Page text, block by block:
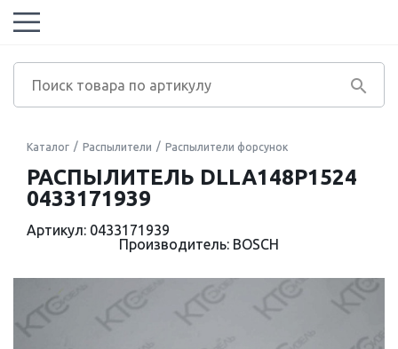
Каталог Распылители Распылители форсунок
РАСПЫЛИТЕЛЬ DLLA148P1524
0433171939
Артикул: 0433171939
Производитель: BOSCH